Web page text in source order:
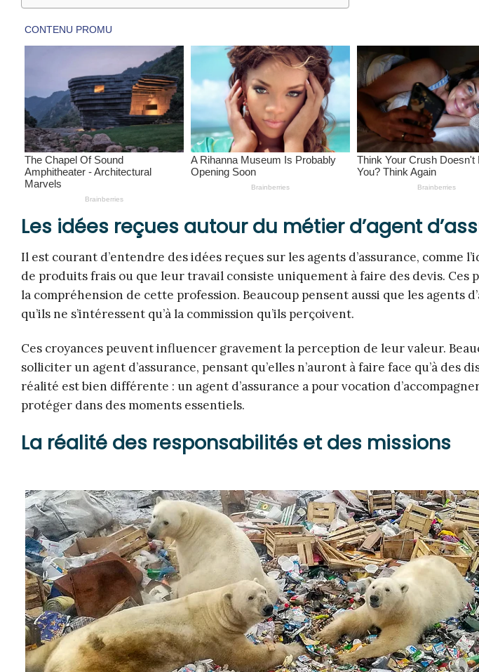
Les idées reçues autour du métier d’agent
Il est courant d’entendre des idées reçues sur les agents d’assurance, comme
de produits frais ou que leur travail consiste uniquement à faire des devis.
la compréhension de cette profession. Beaucoup pensent aussi que les agents
qu’ils ne s’intéressent qu’à la commission qu’ils perçoivent.
Ces croyances peuvent influencer gravement la perception de leur valeur.
solliciter un agent d’assurance, pensant qu’elles n’auront à faire face qu’à des
réalité est bien différente : un agent d’assurance a pour vocation
protéger dans des moments essentiels.
La réalité des responsabilités et des missions